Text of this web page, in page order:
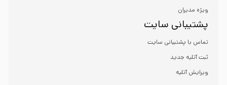
ویژه مدیران
پشتیبانی سایت
تماس با پشتیبانی سایت
ثبت آتلیه جدید
ویرایش آتلیه